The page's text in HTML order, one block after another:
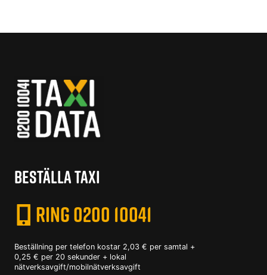
BESTÄLLA TAXI
RING 0200 10041
Beställning per telefon kostar 2,03 € per samtal +
0,25 € per 20 sekunder + lokal
nätverksavgift/mobilnätverksavgift